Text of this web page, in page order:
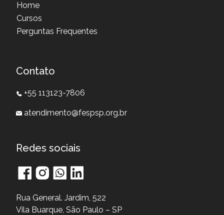
Home
Cursos
Perguntas Frequentes
Contato
+55 113123-7806
atendimento@fespsp.org.br
Redes sociais
Rua General. Jardim, 522
Vila Buarque, São Paulo – SP